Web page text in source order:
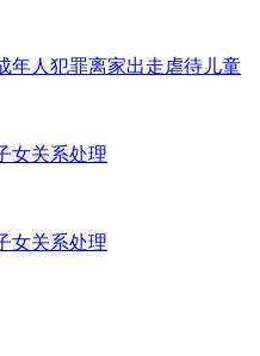
年人犯罪离家出走虐待儿童
女关系处理
女关系处理